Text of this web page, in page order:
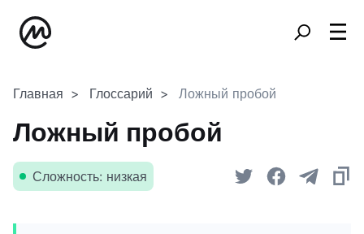
Главная Глоссарий Ложный пробой
Ложный пробой
Сложность: низкая